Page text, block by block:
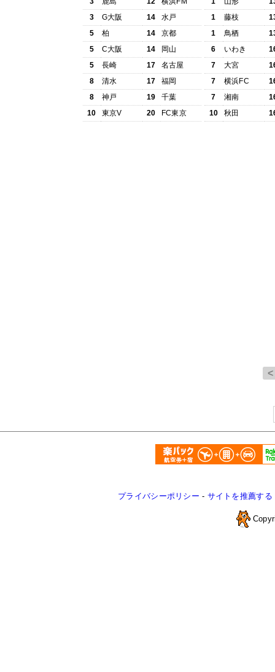
3
G大阪 14
水戸
5
柏 14
京都
5
C大阪 14
岡山
5
長崎 17
名古屋
8
清水 17
福岡
8
神戸 19
千葉
10
東京V 20 FC東京
1
藤枝
1
鳥栖
6
いわき
7
大宮
7
横浜FC
7
湘南
10
秋田
プライバシーポリシー - サイトを推薦する